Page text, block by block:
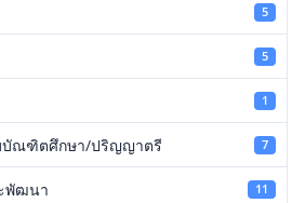
5
5
1
บัณฑิตศึกษา/ปริญญาตรี 7
พัฒนา 11